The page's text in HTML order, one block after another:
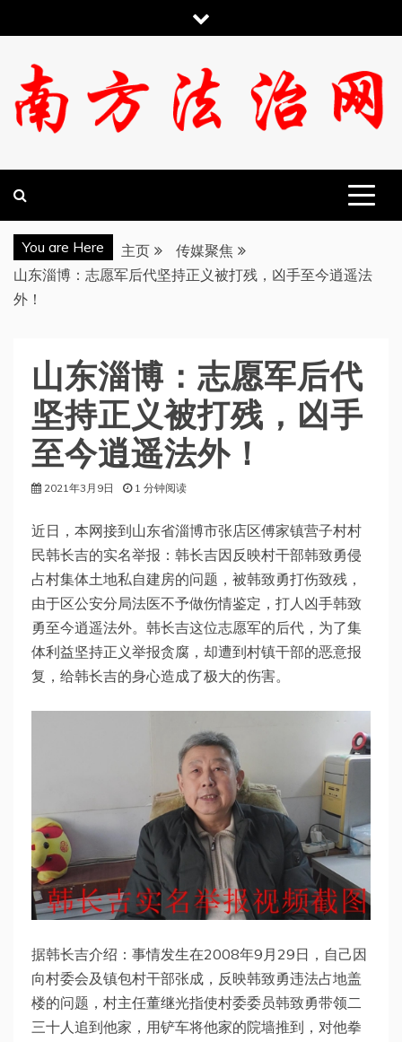
至
You are Here 主页
传媒聚焦
山东淄博：志愿军后代坚持正义被打残，凶手至今逍遥法
外！
山东淄博：志愿军后代
坚持正义被打残，凶手
至今逍遥法外！
2021年3月9日 1 分钟阅读
近日，本网接到山东省淄博市张店区傅家镇营子村村
民韩长吉的实名举报：韩长吉因反映村干部韩致勇侵
占村集体土地私自建房的问题，被韩致勇打伤致残，
由于区公安分局法医不予做伤情鉴定，打人凶手韩致
勇至今逍遥法外。韩长吉这位志愿军的后代，为了集
体利益坚持正义举报贪腐，却遭到村镇干部的恶意报
复，给韩长吉的身心造成了极大的伤害。
据韩长吉介绍：事情发生在2008年9月29日，自己因
向村委会及镇包村干部张成，反映韩致勇违法占地盖
楼的问题，村主任董继光指使村委委员韩致勇带领二
三十人追到他家，用铲车将他家的院墙推到，对他拳